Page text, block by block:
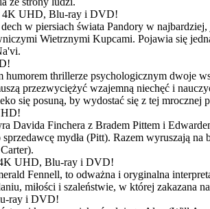
4K UHD, Blu-ray i DVD!
w piersiach świata Pandory w
Wietrznymi Kupcami. Pojawia się
humorem thrillerze psychologicznym dwoje
przezwyciężyć wzajemną niechęć i
się posuną, by wydostać się z tej mrocznej
Davida Finchera z Bradem Pittem i
mydła (Pitt). Razem wyruszają
UHD, Blu-ray i DVD!
Fennell, to odważna i oryginalna
miłości i szaleństwie, w której zakazana
ray i DVD!